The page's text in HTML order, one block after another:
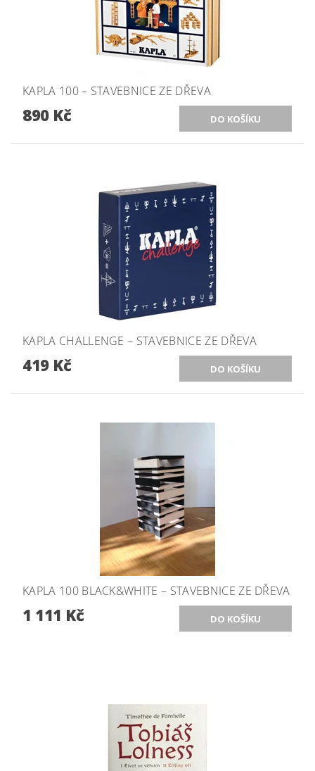
KAPLA 100 – STAVEBNICE ZE DŘEVA
890 Kč
KAPLA CHALLENGE – STAVEBNICE ZE DŘEVA
419 Kč
KAPLA 100 BLACK&WHITE – STAVEBNICE ZE DŘEVA
1 111 Kč